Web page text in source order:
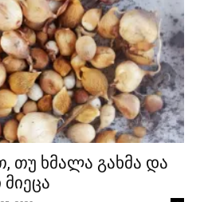
თუ ხმალა გახმა და